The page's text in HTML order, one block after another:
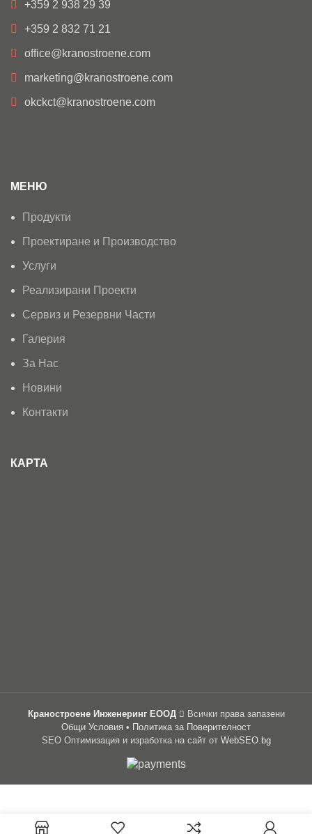
+359 2 938 29 39
+359 2 832 71 21
office@kranostroene.com
marketing@kranostroene.com
okckct@kranostroene.com
МЕНЮ
Продукти
Проектиране и Производство
Услуги
Реализирани Проекти
Сервиз и Резервни Части
Галерия
За Нас
Новини
Контакти
КАРТА
Краностроене Инженеринг ЕООД
Всички права запазени
Общи Условия • Политика за Поверителност
SEO Оптимизация и изработка на сайт от WebSEO.bg
токоснемаща
ИЗБЕРИ